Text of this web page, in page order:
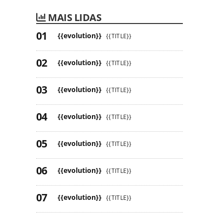
MAIS LIDAS
{{evolution}} {{TITLE}}
{{evolution}} {{TITLE}}
{{evolution}} {{TITLE}}
{{evolution}} {{TITLE}}
{{evolution}} {{TITLE}}
{{evolution}} {{TITLE}}
{{evolution}} {{TITLE}}